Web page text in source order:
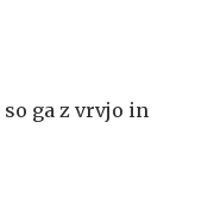
ga z vrvjo in